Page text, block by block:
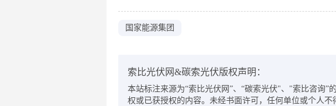
国家能源集团
索比光伏网&碳索光伏版权声明：
本站标注来源为“索比光伏网”、“碳索光伏"、"索比咨询”
权或已获授权的内容。未经书面许可，任何单位或个人不